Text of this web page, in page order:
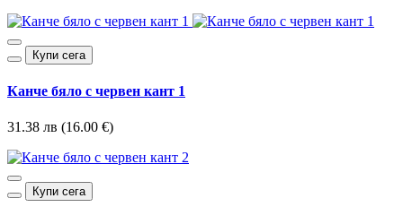
Купи сега
Канче бяло с червен кант 1
31.38 лв (16.00 €)
Купи сега